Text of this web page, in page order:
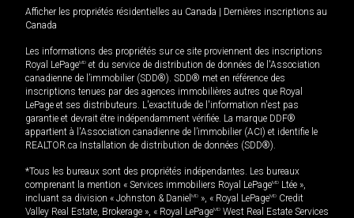
Afficher les propriétés résidentielles au Canada | Dernières inscriptions au
Canada
Les informations des propriétés sur ce site proviennent des inscriptions
Royal LePageMD et du service de distribution de données de l'Association
canadienne de l’immobilier (SDD®). SDD® met en référence des
inscriptions tenues par des agences immobilières autres que Royal
LePage et ses distributeurs. L'exactitude de l'information n'est pas
garantie et devrait être indépendamment vérifiée. La marque DDF®
appartient à l'Association canadienne de l’immobilier (ACI) et identifie le
REALTOR.ca Installation de distribution de données (SDD®).
*Tous les bureaux sont des propriétés indépendantes. Les bureaux
comprenant la mention « Services immobiliers Royal LePageMD Ltée »,
incluant sa division « Johnston & Daniel MD », « Royal LePageMD Credit
Valley Real Estate, Brokerage », « Royal LePageMD West Real Estate Services